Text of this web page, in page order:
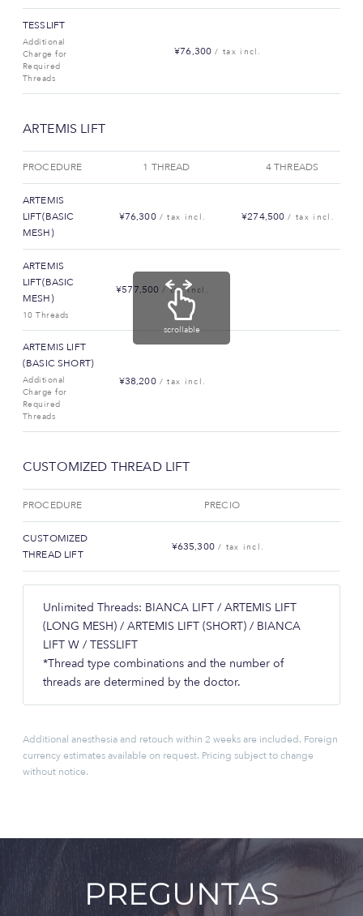
TESSLIFT
Additional
Charge for
Required
Threads
¥76,300 / tax incl.
ARTEMIS LIFT
PROCEDURE 1 THREAD 4 THREADS
ARTEMIS
LIFT(BASIC
MESH)
¥76,300 / tax incl. ¥274,500 / tax incl.
ARTEMIS
LIFT(BASIC
MESH)
10 Threads
¥577,500 / tax incl.
ARTEMIS LIFT
(BASIC SHORT)
Additional
Charge for
Required
Threads
¥38,200 / tax incl.
scrollable
CUSTOMIZED THREAD LIFT
PROCEDURE PRECIO
CUSTOMIZED
THREAD LIFT
¥635,300 / tax incl.
Unlimited Threads: BIANCA LIFT / ARTEMIS LIFT
(LONG MESH) / ARTEMIS LIFT (SHORT) / BIANCA
LIFT W / TESSLIFT
*Thread type combinations and the number of
threads are determined by the doctor.
Additional anesthesia and retouch within 2 weeks are included. Foreign
currency estimates available on request. Pricing subject to change
without notice.
PREGUNTAS